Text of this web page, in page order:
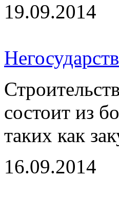
19.09.2014
состоит из
таких как
16.09.2014